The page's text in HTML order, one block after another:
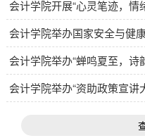
会计学院举办国家安全与健
会计学院举办“资助政策宣讲